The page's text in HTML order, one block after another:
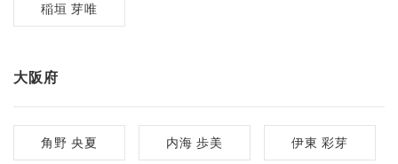
稲垣 芽唯
大阪府
角野 央夏 内海 歩美 伊東 彩芽